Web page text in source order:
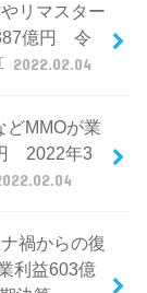
リマスター
億円 令
2022.02.04
どMMOが業
2022年3
禍からの復
利益603億